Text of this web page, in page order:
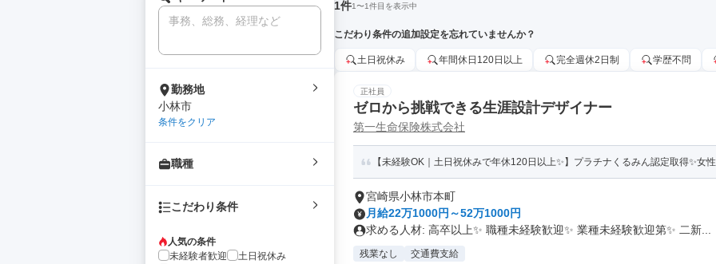
勤務地
小林市
条件をクリア
職種
こだわり条件
人気の条件
未経験者歓迎
土日祝休み
1件1〜1件目を表示中
こだわり条件の追加設定を忘れていませんか？
土日祝休み 年間休日120日以上 完全週休2日制 学歴不問
正社員
ゼロから挑戦できる生涯設計デザイナー
第一生命保険株式会社
【未経験OK｜土日祝休みで年休120日以上✨】プラチナくるみん認定取得✨女
宮崎県小林市本町
月給22万1000円～52万1000円
求める人材: 高卒以上✨ 職種未経験歓迎✨ 業種未経験歓迎第✨ 二新...
残業なし 交通費支給